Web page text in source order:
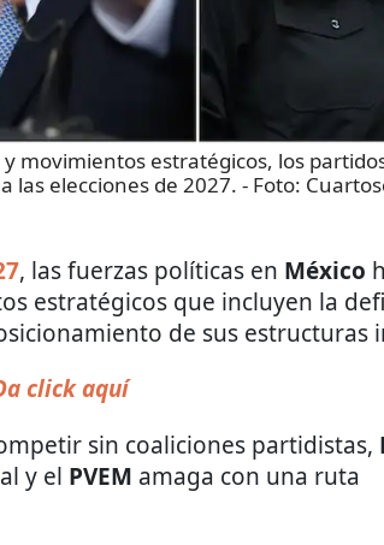
movimientos estratégicos, los
las elecciones de 2027. - Foto:
, las fuerzas políticas en México
estratégicos que incluyen la
de sus estructuras
click aquí
sin coaliciones partidistas,
y el PVEM amaga con una ruta